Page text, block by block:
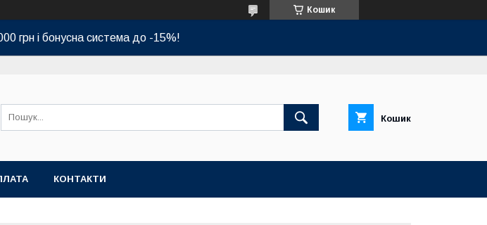
Кошик
грн і бонусна система до -15%!
Кошик
КОНТАКТИ